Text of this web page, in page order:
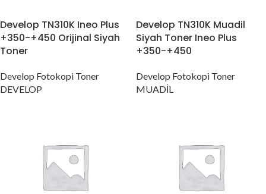
Develop TN310K Ineo Plus
+350-+450 Orijinal Siyah
Toner
Develop Fotokopi Toner
DEVELOP
Develop TN310K Muadil
Siyah Toner Ineo Plus
+350-+450
Develop Fotokopi Toner
MUADİL